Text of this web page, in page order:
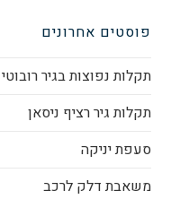
פוסטים אחרונים
תקלות נפוצות בגיר רובוטי
תקלות גיר רציף ניסאן
סעפת יניקה
משאבת דלק לרכב